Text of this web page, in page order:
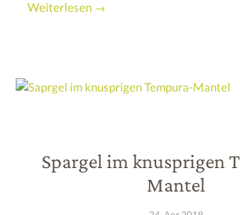
Weiterlesen →
Spargel im knusprigen
Mantel